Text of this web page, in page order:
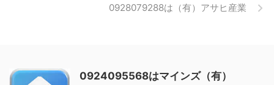
0928079288は（有）アサヒ産業
0924095568はマインズ（有）